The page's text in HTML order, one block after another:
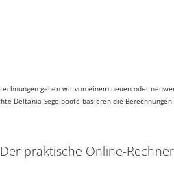
gehen wir von einem neuen oder
Deltania Segelboote basieren die
praktische Online-